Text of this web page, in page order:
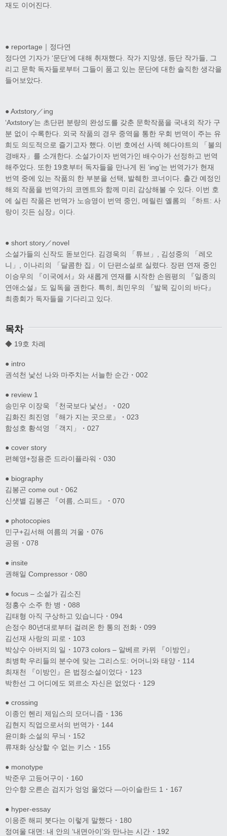
재도 이어진다.
● reportage｜정다연
정다연 기자가 ‘문단’에 대해 취재했다. 작가 지망생, 등단 작가들, 그
리고 문학 독자들로부터 그들이 품고 있는 문단에 대한 솔직한 생각을
들어보았다.
● Axtstory／ing
‘Axtstory’는 초단편 분량의 완성도를 갖춘 문학작품을 국내외 작가 구
분 없이 수록한다. 외국 작품의 경우 중역을 통한 우회 번역이 주는 유
희도 의도적으로 즐기고자 했다. 이번 호에선 사덱 헤다야트의 「불의
경배자」를 소개한다. 소설가이자 번역가인 배수아가 선정하고 번역
해주었다. 또한 19호부터 독자들을 만나게 된 ‘ing’는 번역가가 현재
번역 중에 있는 작품의 한 부분을 선택, 발췌한 코너이다. 출간 예정인
해외 작품을 번역가의 코멘트와 함께 미리 감상해볼 수 있다. 이번 호
에 실린 작품은 번역가 노승영이 번역 중인, 메릴린 옐롬의 『하트: 사
랑이 깃든 심장』이다.
● short story／novel
소설가들의 신작도 돋보인다. 김경욱의 「튜브」, 김성중의 「레오
니」, 이나리의 「달콤한 집」이 단편소설로 실렸다. 장편 연재 중인
이승우의 『이국에서』와 새롭게 연재를 시작한 손원평의 『일종의
연애소설』도 일독을 권한다. 특히, 최민우의 『발목 깊이의 바다』
최종회가 독자들을 기다리고 있다.
목차
◆ 19호 차례
● intro
권석천 낯선 나와 마주치는 서늘한 순간・002
● review 1
송민우 이장욱 『천국보다 낯선』・020
김화진 최진영 『해가 지는 곳으로』・023
함성호 황석영 「객지」・027
● cover story
편혜영+정용준 드라이플라워・030
● biography
김봉곤 come out・062
신샛별 김봉곤 『여름, 스피드』・070
● photocopies
민구+김서해 여름의 겨울・076
공원・078
● insite
권해일 Compressor・080
● focus – 소설가 김소진
정홍수 소주 한 병・088
김태형 아직 구상하고 있습니다・094
손정수 80년대로부터 걸려온 한 통의 전화・099
김선재 사랑의 피로・103
박상수 아버지의 일・1073 colors – 알베르 카뮈 『이방인』
최병학 우리들의 분수에 맞는 그리스도: 어머니와 태양・114
최재천 『이방인』은 법정소설이었다・123
박한선 그 어디에도 뫼르소 자신은 없었다・129
● crossing
이종인 헨리 제임스의 모더니즘・136
김현지 직업으로서의 번역가・144
윤미화 소설의 무늬・152
류재화 상상할 수 없는 키스・155
● monotype
박준우 고등어구이・160
안수향 오른손 검지가 엉엉 울었다 ―아이슬란드 1・167
● hyper-essay
이응준 해피 붓다는 이렇게 말했다・180
정여울 대면: 내 안의 ‘내면아이’와 만나는 시간・192